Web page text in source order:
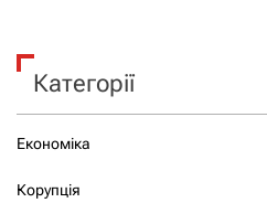
Категорії
Економіка
Корупція